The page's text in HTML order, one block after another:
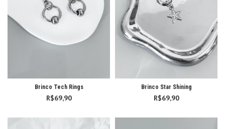
Brinco Tech Rings
R$69,90
Brinco Star Shining
R$69,90